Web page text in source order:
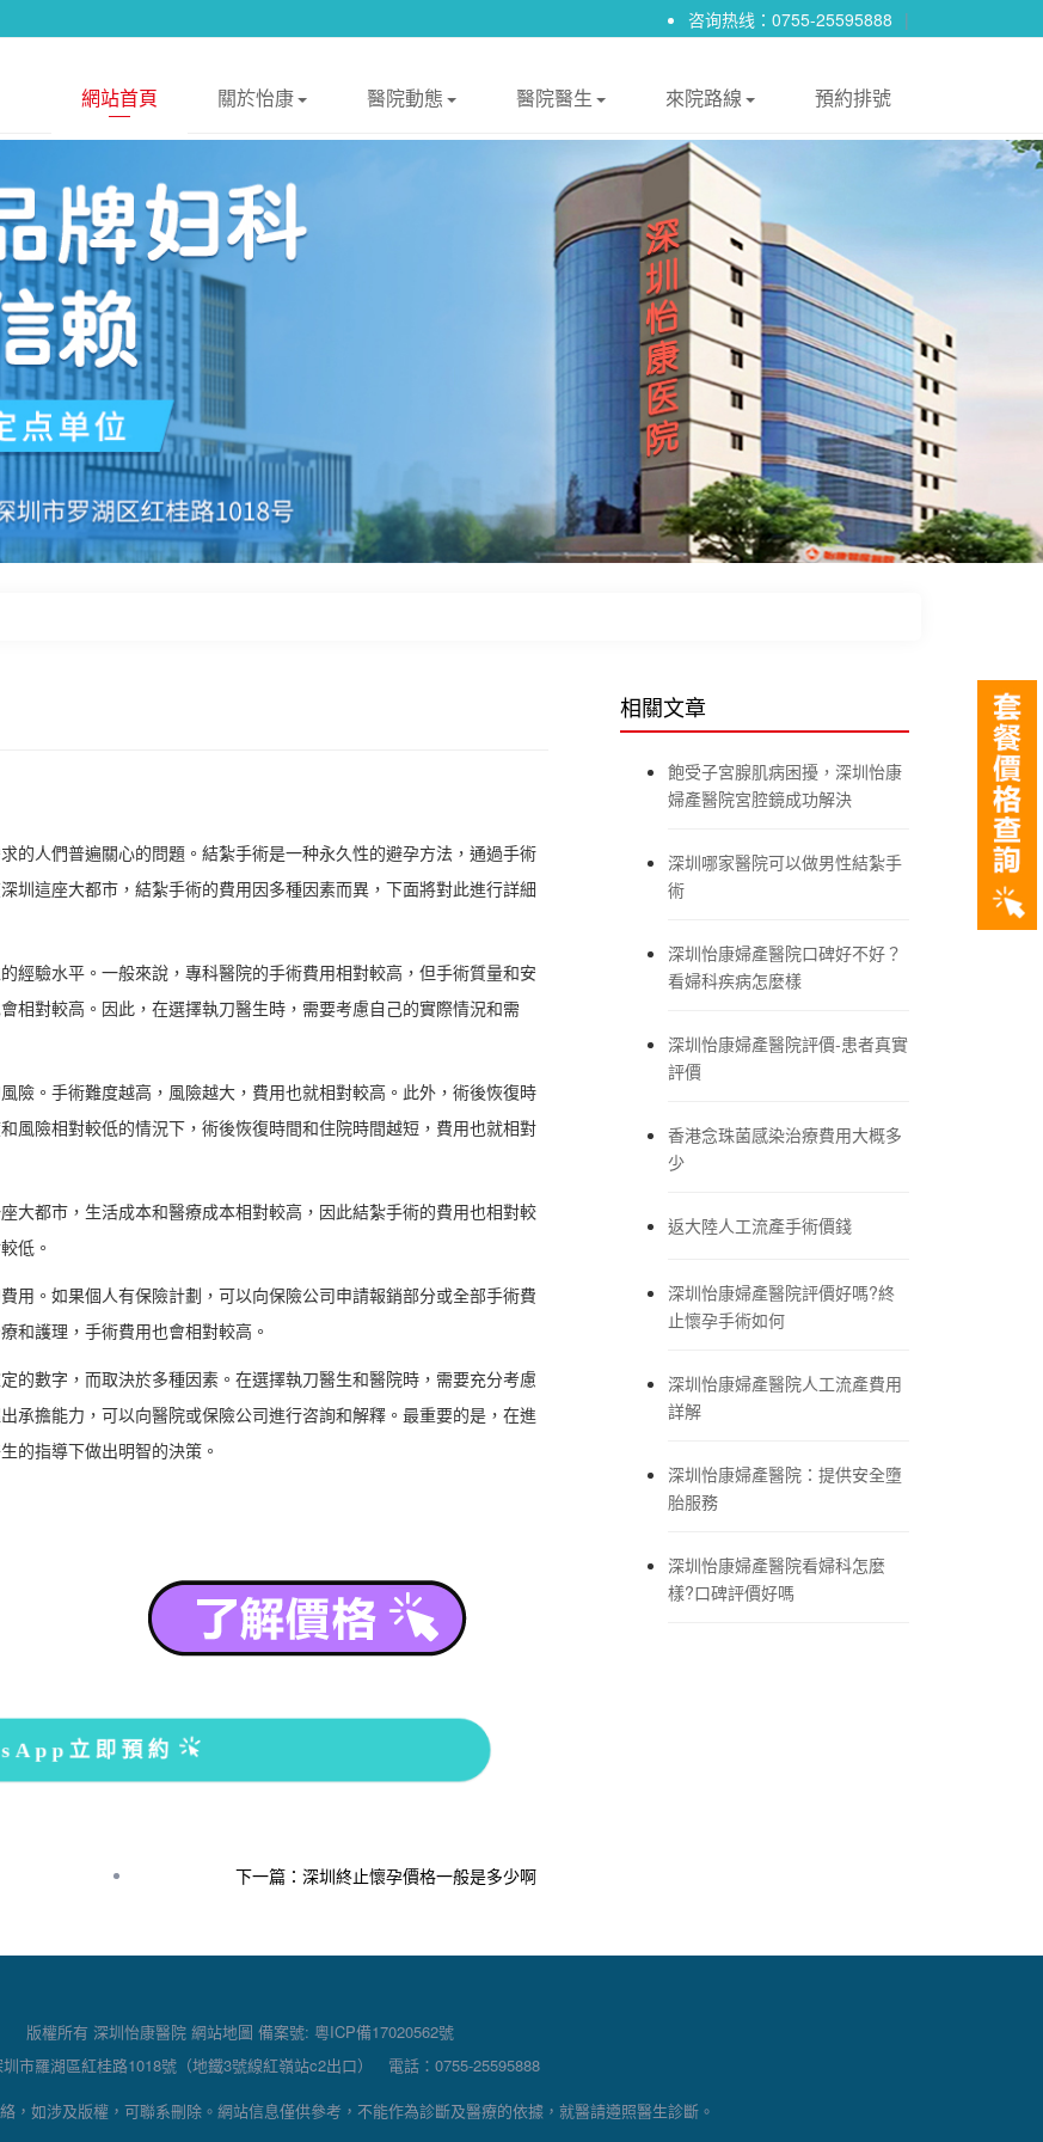
咨询热线：0755-25595888 |
網站首頁 關於怡康 醫院動態 醫院醫生 來院路線 預約排號
人們普遍關心的問題。結紮手術是一种永久性的避孕方法，通過手術
圳這座大都市，結紮手術的費用因多種因素而異，下面將對此進行詳細
驗水平。一般來說，專科醫院的手術費用相對較高，但手術質量和安
相對較高。因此，在選擇執刀醫生時，需要考慮自己的實際情況和需
。手術難度越高，風險越大，費用也就相對較高。此外，術後恢復時
風險相對較低的情況下，術後恢復時間和住院時間越短，費用也就相對
都市，生活成本和醫療成本相對較高，因此結紮手術的費用也相對較
低。
。如果個人有保險計劃，可以向保險公司申請報銷部分或全部手術費
和護理，手術費用也會相對較高。
數字，而取決於多種因素。在選擇執刀醫生和醫院時，需要充分考慮
承擔能力，可以向醫院或保險公司進行咨詢和解釋。最重要的是，在進
的指導下做出明智的決策。
立即預約
下一篇：深圳終止懷孕價格一般是多少啊
相關文章
飽受子宮腺肌病困擾，深圳怡康
婦產醫院宮腔鏡成功解決
深圳哪家醫院可以做男性結紮手
術
深圳怡康婦產醫院口碑好不好？
看婦科疾病怎麼樣
深圳怡康婦產醫院評價-患者真實
評價
香港念珠菌感染治療費用大概多
少
返大陸人工流產手術價錢
深圳怡康婦產醫院評價好嗎?終
止懷孕手術如何
深圳怡康婦產醫院人工流產費用
詳解
深圳怡康婦產醫院：提供安全墮
胎服務
深圳怡康婦產醫院看婦科怎麼
樣?口碑評價好嗎
版權所有 深圳怡康醫院 網站地圖 備案號: 粵ICP備17020562號
市羅湖區紅桂路1018號（地鐵3號線紅嶺站c2出口） 電話：0755-25595888
，如涉及版權，可聯系刪除。網站信息僅供參考，不能作為診斷及醫療的依據，就醫請遵照醫生診斷。